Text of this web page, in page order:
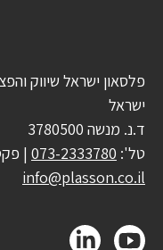
פלסאון ישראל שיווק
ישראל
ד.נ. מנשה 3780500
טל': 073-2333780
|
info@plasson.co.il